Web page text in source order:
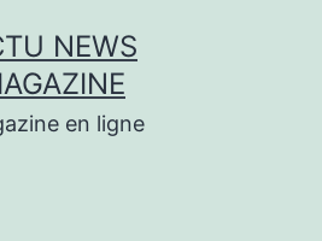
NEWS
en ligne